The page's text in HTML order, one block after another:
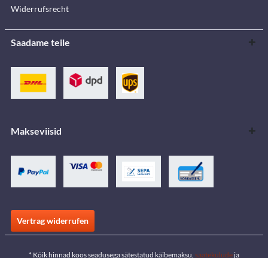
Widerrufsrecht
Saadame teile
Makseviisid
Vertrag widerrufen
* Kõik hinnad koos seadusega sätestatud käibemaksu, saatekulude ja